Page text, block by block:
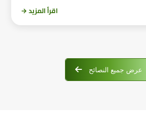
اقرأ المزيد →
عرض جميع النصائح